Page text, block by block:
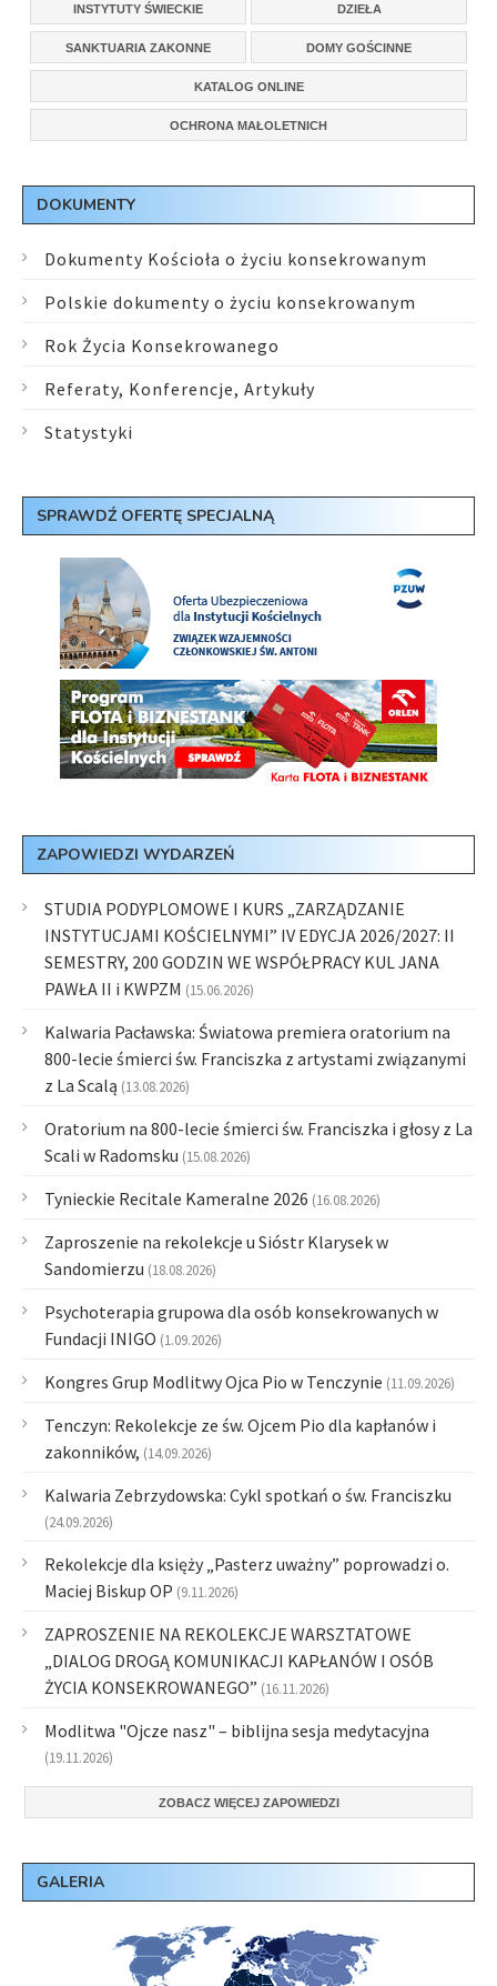
INSTYTUTY ŚWIECKIE DZIEŁA
SANKTUARIA ZAKONNE DOMY GOŚCINNE
KATALOG ONLINE
OCHRONA MAŁOLETNICH
DOKUMENTY
Dokumenty Kościoła o życiu konsekrowanym
Polskie dokumenty o życiu konsekrowanym
Rok Życia Konsekrowanego
Referaty, Konferencje, Artykuły
Statystyki
SPRAWDŹ OFERTĘ SPECJALNĄ
ZAPOWIEDZI WYDARZEŃ
STUDIA PODYPLOMOWE I KURS „ZARZĄDZANIE
INSTYTUCJAMI KOŚCIELNYMI” IV EDYCJA 2026/2027: II
SEMESTRY, 200 GODZIN WE WSPÓŁPRACY KUL JANA
PAWŁA II i KWPZM (15.06.2026)
Kalwaria Pacławska: Światowa premiera oratorium na
800-lecie śmierci św. Franciszka z artystami związanymi
z La Scalą (13.08.2026)
Oratorium na 800-lecie śmierci św. Franciszka i głosy z La
Scali w Radomsku (15.08.2026)
Tynieckie Recitale Kameralne 2026 (16.08.2026)
Zaproszenie na rekolekcje u Sióstr Klarysek w
Sandomierzu (18.08.2026)
Psychoterapia grupowa dla osób konsekrowanych w
Fundacji INIGO (1.09.2026)
Kongres Grup Modlitwy Ojca Pio w Tenczynie (11.09.2026)
Tenczyn: Rekolekcje ze św. Ojcem Pio dla kapłanów i
zakonników, (14.09.2026)
Kalwaria Zebrzydowska: Cykl spotkań o św. Franciszku
(24.09.2026)
Rekolekcje dla księży „Pasterz uważny” poprowadzi o.
Maciej Biskup OP (9.11.2026)
ZAPROSZENIE NA REKOLEKCJE WARSZTATOWE
„DIALOG DROGĄ KOMUNIKACJI KAPŁANÓW I OSÓB
ŻYCIA KONSEKROWANEGO” (16.11.2026)
Modlitwa "Ojcze nasz" – biblijna sesja medytacyjna
(19.11.2026)
ZOBACZ WIĘCEJ ZAPOWIEDZI
GALERIA